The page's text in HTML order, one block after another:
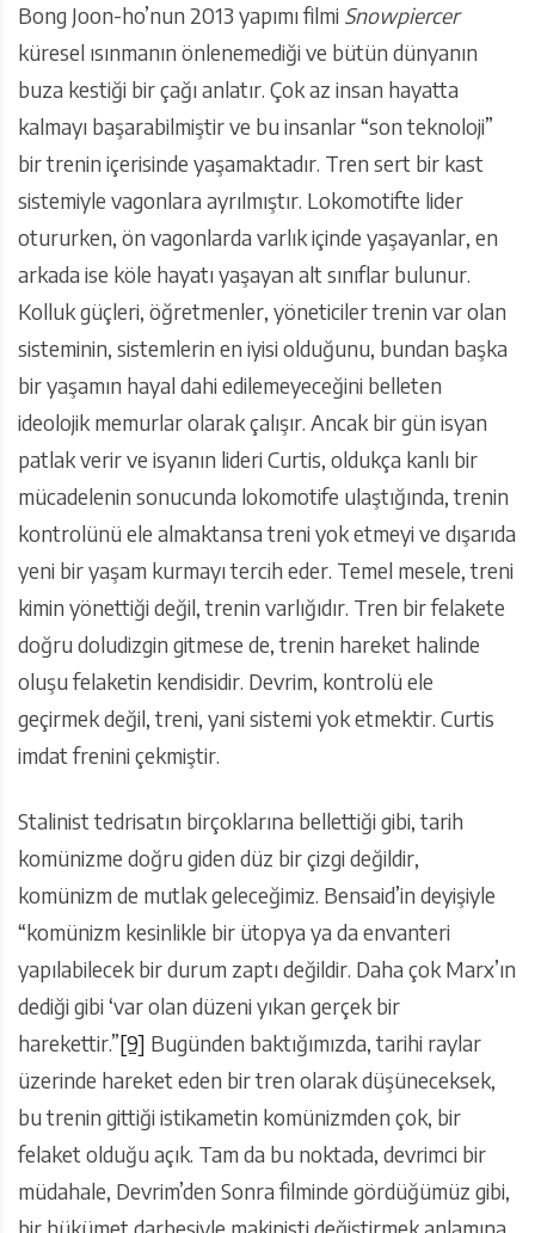
Bong Joon-ho’nun 2013 yapımı filmi Snowpiercer
küresel ısınmanın önlenemediği ve bütün dünyanın
buza kestiği bir çağı anlatır. Çok az insan hayatta
kalmayı başarabilmiştir ve bu insanlar “son teknoloji”
bir trenin içerisinde yaşamaktadır. Tren sert bir kast
sistemiyle vagonlara ayrılmıştır. Lokomotifte lider
otururken, ön vagonlarda varlık içinde yaşayanlar, en
arkada ise köle hayatı yaşayan alt sınıflar bulunur.
Kolluk güçleri, öğretmenler, yöneticiler trenin var olan
sisteminin, sistemlerin en iyisi olduğunu, bundan başka
bir yaşamın hayal dahi edilemeyeceğini belleten
ideolojik memurlar olarak çalışır. Ancak bir gün isyan
patlak verir ve isyanın lideri Curtis, oldukça kanlı bir
mücadelenin sonucunda lokomotife ulaştığında, trenin
kontrolünü ele almaktansa treni yok etmeyi ve dışarıda
yeni bir yaşam kurmayı tercih eder. Temel mesele, treni
kimin yönettiği değil, trenin varlığıdır. Tren bir felakete
doğru doludizgin gitmese de, trenin hareket halinde
oluşu felaketin kendisidir. Devrim, kontrolü ele
geçirmek değil, treni, yani sistemi yok etmektir. Curtis
imdat frenini çekmiştir.
Stalinist tedrisatın birçoklarına bellettiği gibi, tarih
komünizme doğru giden düz bir çizgi değildir,
komünizm de mutlak geleceğimiz. Bensaid’in deyişiyle
“komünizm kesinlikle bir ütopya ya da envanteri
yapılabilecek bir durum zaptı değildir. Daha çok Marx’ın
dediği gibi ‘var olan düzeni yıkan gerçek bir
harekettir.”[9] Bugünden baktığımızda, tarihi raylar
üzerinde hareket eden bir tren olarak düşüneceksek,
bu trenin gittiği istikametin komünizmden çok, bir
felaket olduğu açık. Tam da bu noktada, devrimci bir
müdahale, Devrim’den Sonra filminde gördüğümüz gibi,